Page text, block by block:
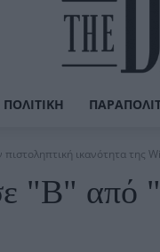
ΠΟΛΙΤΙΚΉ
ικανότητα της
"B" από